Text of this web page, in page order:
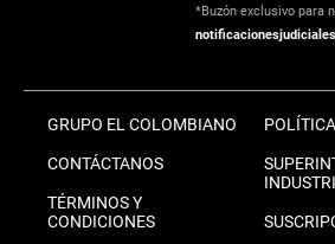
*Buzón exclusivo para
GRUPO EL COLOMBIANO
CONTÁCTANOS
TÉRMINOS Y
CONDICIONES